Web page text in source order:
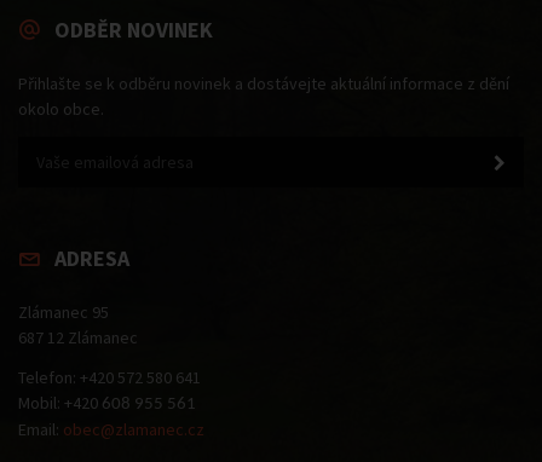
ODBĚR NOVINEK
Přihlašte se k odběru novinek a dostávejte aktuální informace z dění
okolo obce.
ADRESA
Zlámanec 95
687 12 Zlámanec
Telefon: +420 572 580 641
Mobil: +420 608 955 561
Email: obec@zlamanec.cz